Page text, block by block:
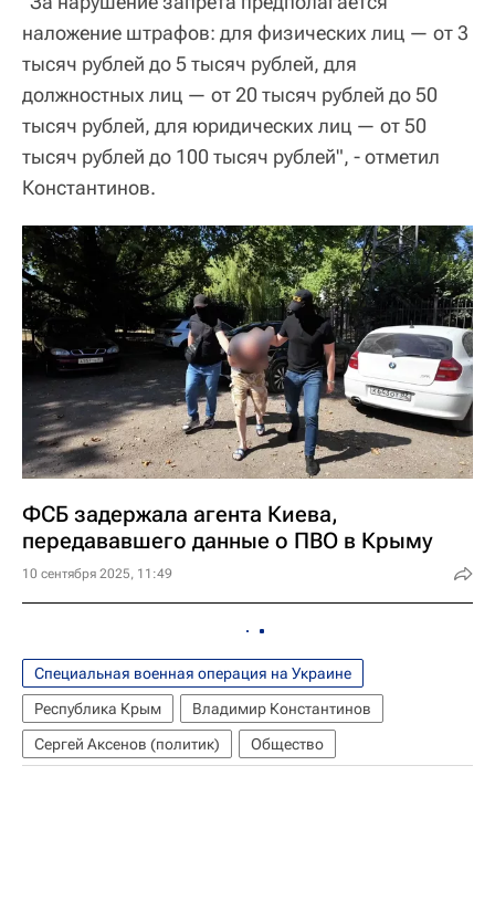
наложение штрафов: для физических лиц — от 3
тысяч рублей до 5 тысяч рублей, для
должностных лиц — от 20 тысяч рублей до 50
тысяч рублей, для юридических лиц — от 50
тысяч рублей до 100 тысяч рублей", - отметил
Константинов.
ФСБ задержала агента Киева,
передававшего данные о ПВО в Крыму
10 сентября 2025, 11:49
Специальная военная операция на Украине
Республика Крым
Владимир Константинов
Сергей Аксенов (политик)
Общество